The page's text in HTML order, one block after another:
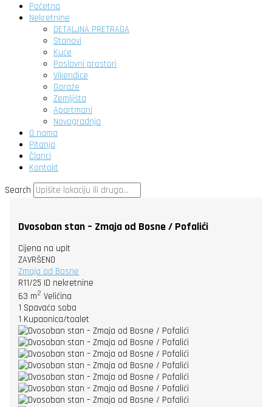
Početna
Nekretnine
DETALJNA PRETRAGA
Stanovi
Kuće
Poslovni prostori
Vikendice
Garaže
Zemljišta
Apartmani
Novogradnja
O nama
Pitanja
Članci
Kontakt
Search
Dvosoban stan – Zmaja od Bosne / Pofalići
Cijena na upit
ZAVRŠENO
Zmaja od Bosne
R11/25 ID nekretnine
63 m2 Veličina
1 Spavaća soba
1 Kupaonica/toalet